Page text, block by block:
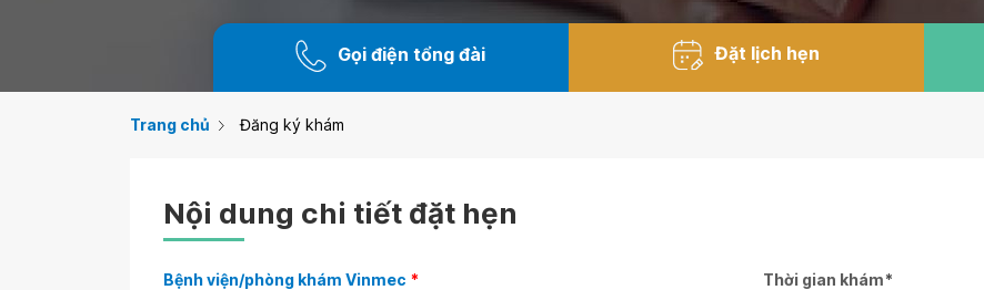
Gọi điện tổng đài Đặt lịch hẹn
Trang chủ Đăng ký khám
Nội dung chi tiết đặt hẹn
Bệnh viện/phòng khám Vinmec * Thời gian khám*